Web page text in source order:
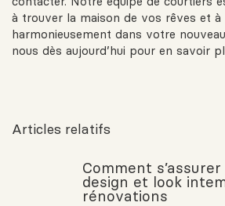
à trouver la maison de vos rêves et à
harmonieusement dans votre
nous dès aujourd’hui pour en savoir
Articles relatifs
Comment
design et look
rénovations